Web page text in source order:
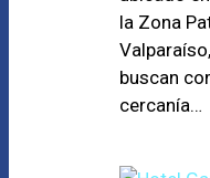
la Zona
buscan
cercanía…